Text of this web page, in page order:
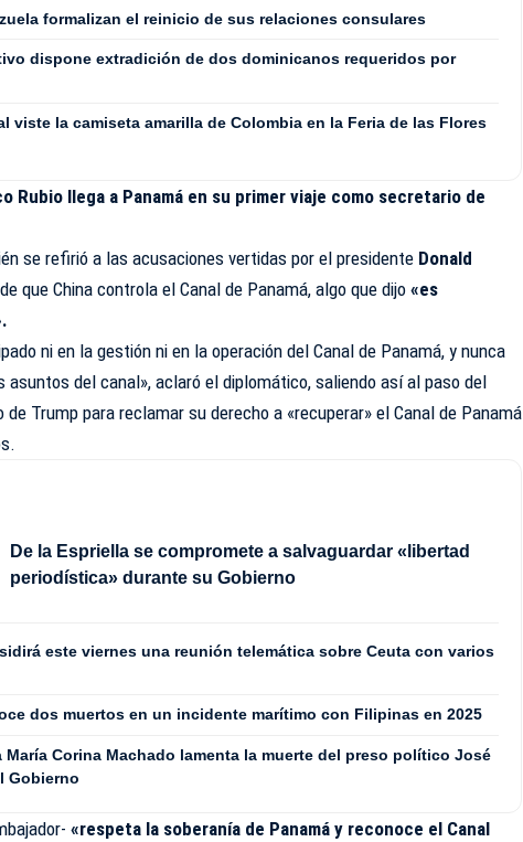
formalizan el reinicio de sus relaciones consulares
dispone extradición de dos dominicanos requeridos por
viste la camiseta amarilla de Colombia en la Feria de las Flores
Rubio llega a Panamá en su primer viaje como secretario de
se refirió a las acusaciones vertidas por el presidente Donald
que China controla el Canal de Panamá, algo que dijo«es
ni en la gestión ni en la operación del Canal de Panamá, y nunca
asuntos del canal», aclaró el diplomático, saliendo así al paso del
de Trump para reclamar su derecho a «recuperar» el Canal de Panamá
De la Espriella se compromete a salvaguardar «libertad
periodística» durante su Gobierno
este viernes una reunión telemática sobre Ceuta con varios
dos muertos en un incidente marítimo con Filipinas en 2025
María Corina Machado lamenta la muerte del preso político José
Gobierno
«respeta la soberanía de Panamá y reconoce el Canal